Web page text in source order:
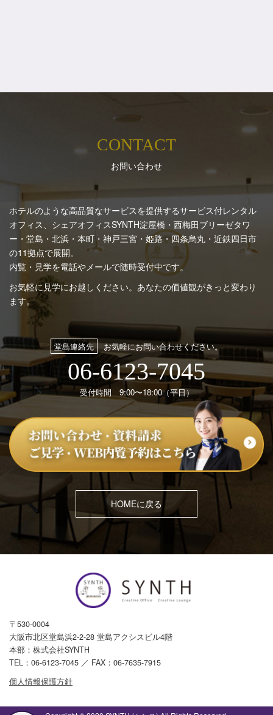
CONTACT
お問い合わせ
ホテルのような高品質なサービスを提供するサービス付レンタル
オフィス、シェアオフィスSYNTH淀屋橋・西梅田ブリーゼタワ
ー・堂島・北浜・本町・神戸三宮・姫路・四条烏丸・近鉄四日市
の11拠点で展開。
内覧・見学を電話やメールで随時受付中です。
お気軽に見学にお越しください。あなたの価値観がきっと変わり
ます。
堂島連絡先 お気軽にお問い合わせください。
06-6123-7045
受付時間 9:00〜18:00（平日）
HOMEに戻る
〒530-0004
大阪市北区堂島浜2-2-28 堂島アクシスビル4階
本部：株式会社SYNTH
TEL： 06-6123-7045 ／ FAX：06-7635-7915
個人情報保護方針